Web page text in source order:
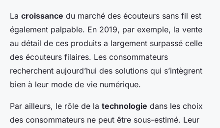
La croissance du marché des écouteurs sans fil est
également palpable. En 2019, par exemple, la vente
au détail de ces produits a largement surpassé celle
des écouteurs filaires. Les consommateurs
recherchent aujourd’hui des solutions qui s’intègrent
bien à leur mode de vie numérique.
Par ailleurs, le rôle de la technologie dans les choix
des consommateurs ne peut être sous-estimé. Leur